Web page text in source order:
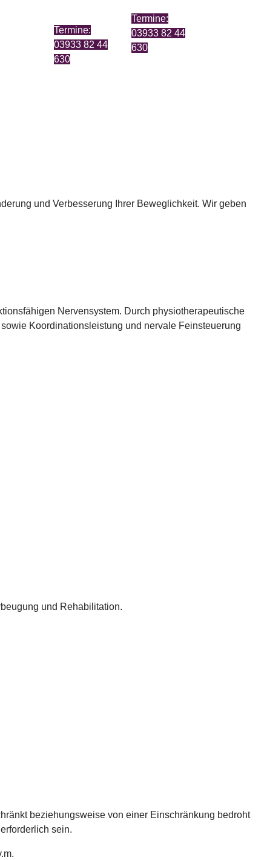
Termine:
03933 82 44
630
Termine:
03933 82 44
630
und Verbesserung Ihrer Beweglichkeit. Wir geben
Nervensystem. Durch physiotherapeutische
Koordinationsleistung und nervale Feinsteuerung
und Rehabilitation.
beziehungsweise von einer Einschränkung bedroht
sein.